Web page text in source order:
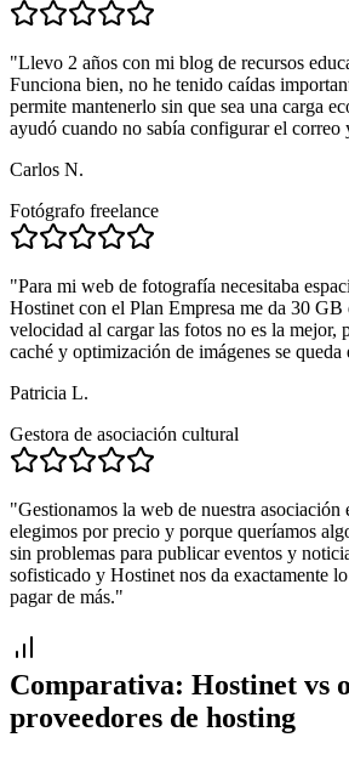
"Llevo 2 años con mi blog de recursos
Funciona bien, no he tenido caídas
permite mantenerlo sin que sea una carga
ayudó cuando no sabía configurar el correo
Carlos N.
Fotógrafo freelance
"Para mi web de fotografía necesitaba
Hostinet con el Plan Empresa me da 30
velocidad al cargar las fotos no es la mejor,
caché y optimización de imágenes se queda
Patricia L.
Gestora de asociación cultural
"Gestionamos la web de nuestra asociación
elegimos por precio y porque queríamos
sin problemas para publicar eventos y
sofisticado y Hostinet nos da exactamente
pagar de más."
Comparativa: Hostinet vs
proveedores de hosting